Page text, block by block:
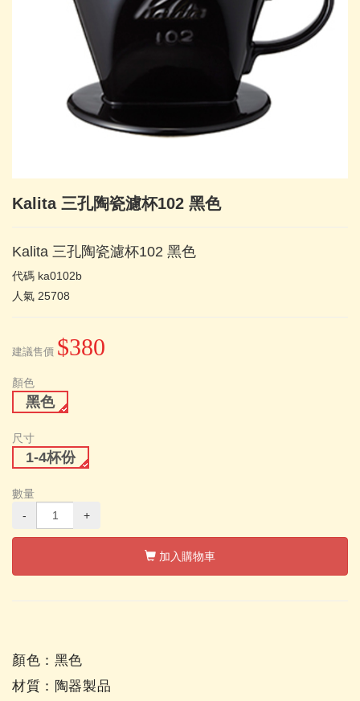
Kalita 三孔陶瓷濾杯102 黑色
Kalita 三孔陶瓷濾杯102 黑色
代碼 ka0102b
人氣 25708
建議售價 $380
顏色
黑色
尺寸
1-4杯份
數量
-
+
加入購物車
顏色：黑色
材質：陶器製品